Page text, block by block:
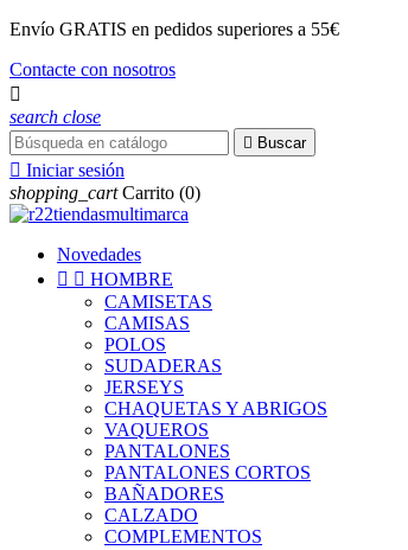
Envío GRATIS en pedidos superiores a 55€
Contacte con nosotros

search close
 Buscar
 Iniciar sesión
shopping_cart Carrito (0)
Novedades
  HOMBRE
CAMISETAS
CAMISAS
POLOS
SUDADERAS
JERSEYS
CHAQUETAS Y ABRIGOS
VAQUEROS
PANTALONES
PANTALONES CORTOS
BAÑADORES
CALZADO
COMPLEMENTOS